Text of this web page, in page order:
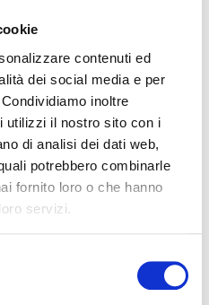
contenuti ed
dei social media e per
inoltre
utilizzi il nostro sito con i
di analisi dei dati web,
potrebbero combinarle
fornito loro o che hanno
servizi.
onion in a little
sauce with Pomì
season to taste and
it to the ready pesto
amount of